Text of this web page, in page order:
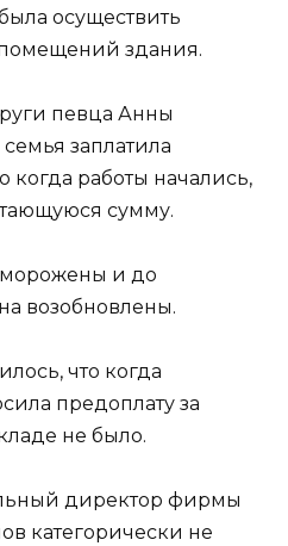
осуществить
здания.
певца Анны
заплатила
когда работы начались,
сумму.
и до
возобновлены.
что когда
предоплату за
не было.
директор фирмы
категорически не